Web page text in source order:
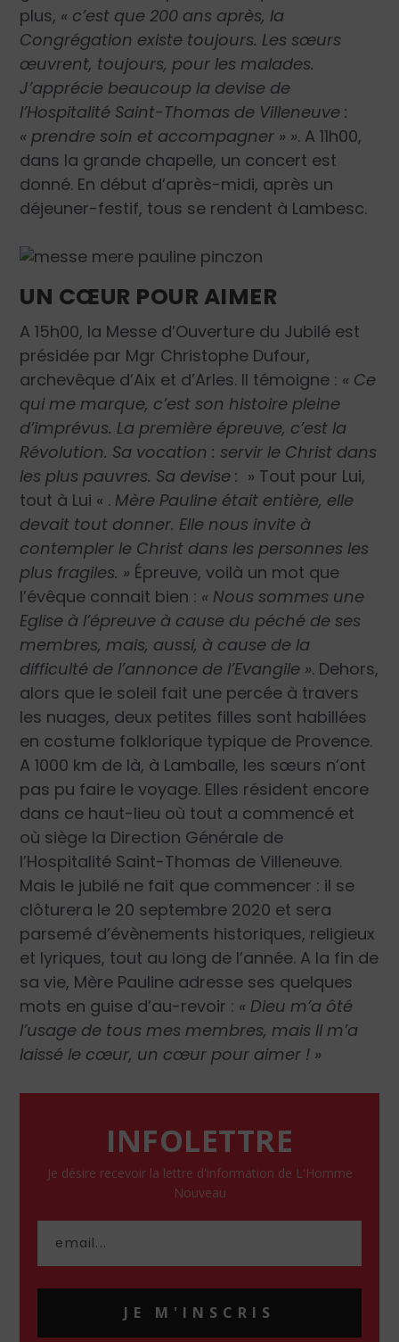
plus, « c’est que 200 ans après, la
Congrégation existe toujours. Les sœurs
œuvrent, toujours, pour les malades.
J’apprécie beaucoup la devise de
l’Hospitalité Saint-Thomas de Villeneuve :
« prendre soin et accompagner » ». A 11h00,
dans la grande chapelle, un concert est
donné. En début d’après-midi, après un
déjeuner-festif, tous se rendent à Lambesc.
UN CŒUR POUR AIMER
A 15h00, la Messe d’Ouverture du Jubilé est
présidée par Mgr Christophe Dufour,
archevêque d’Aix et d’Arles. Il témoigne : « Ce
qui me marque, c’est son histoire pleine
d’imprévus. La première épreuve, c’est la
Révolution. Sa vocation : servir le Christ dans
les plus pauvres. Sa devise : » Tout pour Lui,
tout à Lui « . Mère Pauline était entière, elle
devait tout donner. Elle nous invite à
contempler le Christ dans les personnes les
plus fragiles. » Épreuve, voilà un mot que
l’évêque connait bien : « Nous sommes une
Eglise à l’épreuve à cause du péché de ses
membres, mais, aussi, à cause de la
difficulté de l’annonce de l’Evangile ». Dehors,
alors que le soleil fait une percée à travers
les nuages, deux petites filles sont habillées
en costume folklorique typique de Provence.
A 1000 km de là, à Lamballe, les sœurs n’ont
pas pu faire le voyage. Elles résident encore
dans ce haut-lieu où tout a commencé et
où siège la Direction Générale de
l’Hospitalité Saint-Thomas de Villeneuve.
Mais le jubilé ne fait que commencer : il se
clôturera le 20 septembre 2020 et sera
parsemé d’évènements historiques, religieux
et lyriques, tout au long de l’année. A la fin de
sa vie, Mère Pauline adresse ses quelques
mots en guise d’au-revoir : « Dieu m’a ôté
l’usage de tous mes membres, mais Il m’a
laissé le cœur, un cœur pour aimer ! »
INFOLETTRE
Je désire recevoir la lettre d'information de L'Homme
Nouveau
JE M'INSCRIS